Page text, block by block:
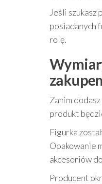
Jeśli szukasz
posiadanych
rolę.
Zanim
produkt
Figurka
Opakowanie
akcesoriów
Producent